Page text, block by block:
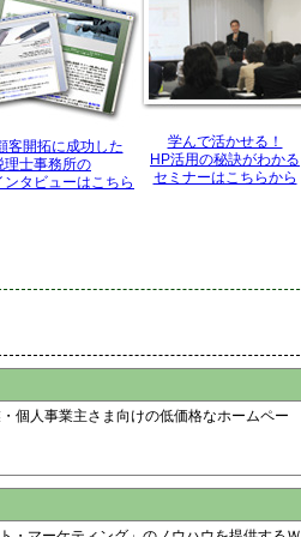
客開拓に成功した
理士事務所の
ンタビューはこちら
学んで活かせる！
HP活用の秘訣がわかる
セミナーはこちらから
個人事業主さま向けの低価格なホームペー